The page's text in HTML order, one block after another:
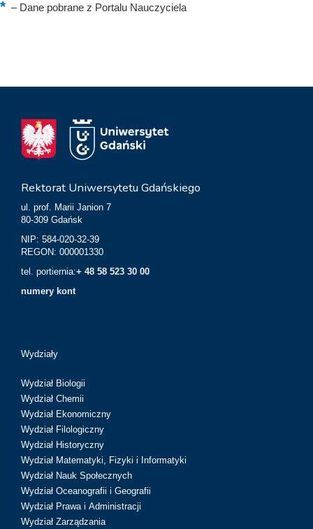
–Dane pobrane z Portalu Nauczyciela
Rektorat Uniwersytetu Gdańskiego
ul. prof. Marii Janion 7
80-309 Gdańsk
NIP: 584-020-32-39
REGON: 000001330
tel. portiernia:+ 48 58 523 30 00
numery kont
Wydziały
Wydział Biologii
Wydział Chemii
Wydział Ekonomiczny
Wydział Filologiczny
Wydział Historyczny
Wydział Matematyki, Fizyki i Informatyki
Wydział Nauk Społecznych
Wydział Oceanografii i Geografii
Wydział Prawa i Administracji
Wydział Zarządzania